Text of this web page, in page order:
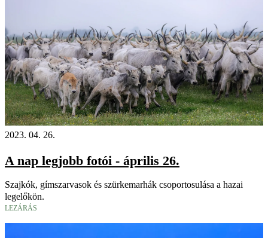
2023. 04. 26.
A nap legjobb fotói - április 26.
Szajkók, gímszarvasok és szürkemarhák csoportosulása a hazai
legelőkön.
LEZÁRÁS